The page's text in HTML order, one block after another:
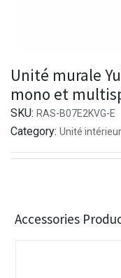
Unité murale
mono et
SKU: RAS-B07E2KVG-E
Category: Unité
Accessories